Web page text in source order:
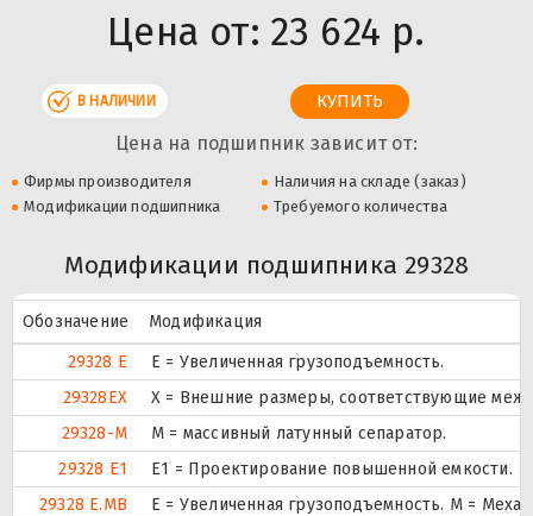
Цена от: 23 624 р.
В НАЛИЧИИ
Цена на подшипник зависит от:
Фирмы производителя
Наличия на складе (заказ)
Модификации подшипника
Требуемого количества
Модификации подшипника 29328
Обозначение
Модификация
29328 E
Е = Увеличенная грузоподъемность.
29328EX
X = Внешние размеры, соответствующие
29328-M
M = массивный латунный сепаратор.
29328 E1
E1 = Проектирование повышенной емкости.
29328 E.MB
E = Увеличенная грузоподъемность. М =